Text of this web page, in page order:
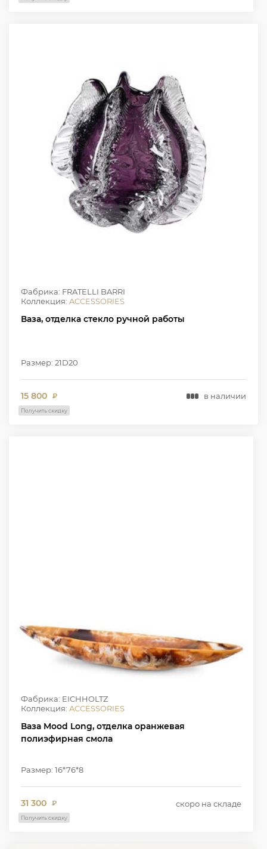
Фабрика: FRATELLI BARRI
Коллекция: ACCESSORIES
Ваза, отделка стекло ручной работы
Размер: 21D20
15 800 ₽ в наличии
Получить скидку
Фабрика: EICHHOLTZ
Коллекция: ACCESSORIES
Ваза Mood Long, отделка оранжевая
полиэфирная смола
Размер: 16*76*8
31 300 ₽ скоро на складе
Получить скидку